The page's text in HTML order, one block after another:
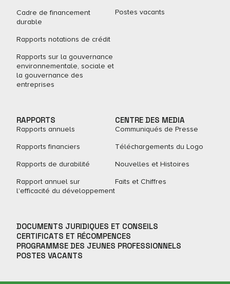
Cadre de financement
durable
Rapports notations de crédit
Rapports sur la gouvernance
environnementale, sociale et
la gouvernance des
entreprises
Postes vacants
RAPPORTS
Rapports annuels
Rapports financiers
Rapports de durabilité
Rapport annuel sur
l'efficacité du développement
CENTRE DES MEDIA
Communiqués de Presse
Téléchargements du Logo
Nouvelles et Histoires
Faits et Chiffres
DOCUMENTS JURIDIQUES ET CONSEILS
CERTIFICATS ET RÉCOMPENCES
PROGRAMMSE DES JEUNES PROFESSIONNELS
POSTES VACANTS